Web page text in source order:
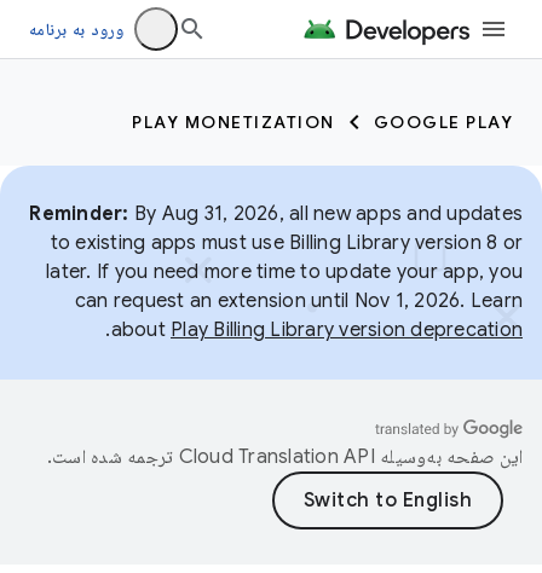
ورود به برنامه
GOOGLE PLAY
PLAY MONETIZATION
Reminder: By Aug 31, 2026, all new apps and updates
to existing apps must use Billing Library version 8 or
later. If you need more time to update your app, you
can request an extension until Nov 1, 2026. Learn
about Play Billing Library version deprecation
.
این صفحه به‌وسیله ترجمه شده است.